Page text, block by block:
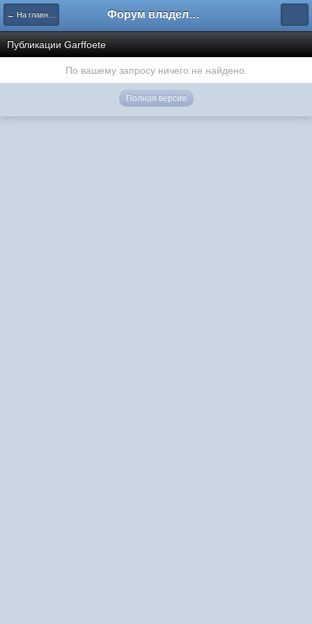
← На главную Форум владельцев интернет-магазинов
Публикации Garffoete
По вашему запросу ничего не найдено.
Полная версия